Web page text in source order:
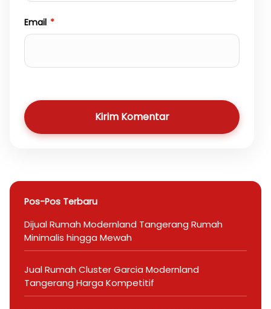
Email *
Kirim Komentar
Pos-Pos Terbaru
Dijual Rumah Modernland Tangerang Rumah
Minimalis hingga Mewah
Jual Rumah Cluster Garcia Modernland
Tangerang Harga Kompetitif